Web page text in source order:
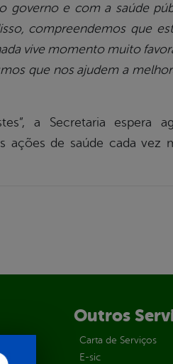
governo e com a saúde
compreendemos que
vive momento muito
que nos ajudem a
a Secretaria espera
ações de saúde cada vez
Outros
Carta de Serviços
E-sic